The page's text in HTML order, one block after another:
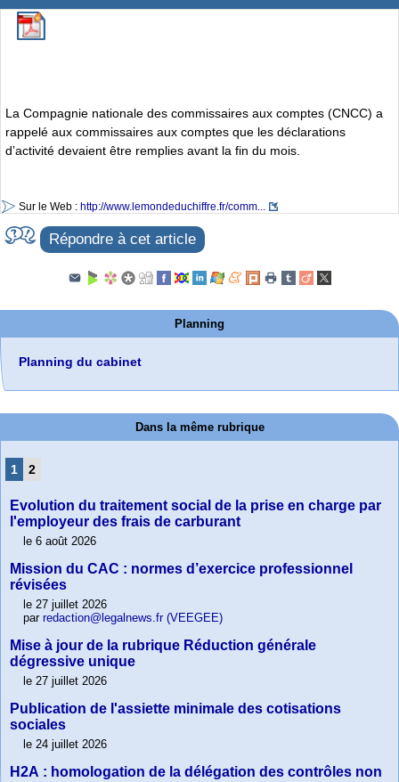
La Compagnie nationale des commissaires aux comptes (CNCC) a
rappelé aux commissaires aux comptes que les déclarations
d’activité devaient être remplies avant la fin du mois.
Sur le Web : http://www.lemondeduchiffre.fr/comm...
Répondre à cet article
Planning
Planning du cabinet
Dans la même rubrique
1 2
Evolution du traitement social de la prise en charge par
l'employeur des frais de carburant
le 6 août 2026
Mission du CAC : normes d’exercice professionnel
révisées
le 27 juillet 2026
par redaction@legalnews.fr (VEEGEE)
Mise à jour de la rubrique Réduction générale
dégressive unique
le 27 juillet 2026
Publication de l'assiette minimale des cotisations
sociales
le 24 juillet 2026
H2A : homologation de la délégation des contrôles non